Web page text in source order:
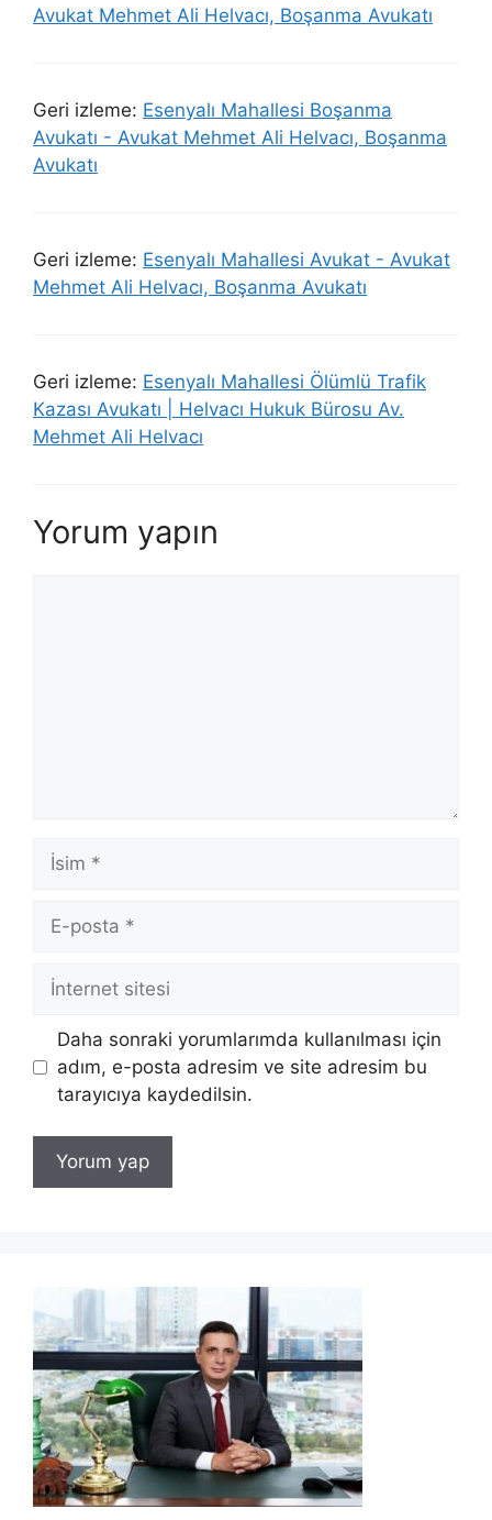
Avukat Mehmet Ali Helvacı, Boşanma Avukatı
Geri izleme: Esenyalı Mahallesi Boşanma
Avukatı - Avukat Mehmet Ali Helvacı, Boşanma
Avukatı
Geri izleme: Esenyalı Mahallesi Avukat - Avukat
Mehmet Ali Helvacı, Boşanma Avukatı
Geri izleme: Esenyalı Mahallesi Ölümlü Trafik
Kazası Avukatı | Helvacı Hukuk Bürosu Av.
Mehmet Ali Helvacı
Yorum yapın
İsim
posta
İnternet
sitesi
Daha sonraki yorumlarımda kullanılması için
adım, e-posta adresim ve site adresim bu
tarayıcıya kaydedilsin.